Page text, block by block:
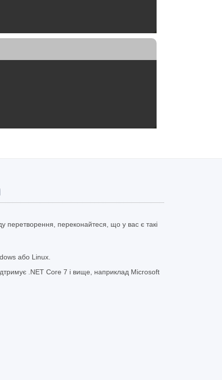
перетворення, переконайтеся, що у вас є такі
або Linux.
.NET Core 7 і вище, наприклад Microsoft